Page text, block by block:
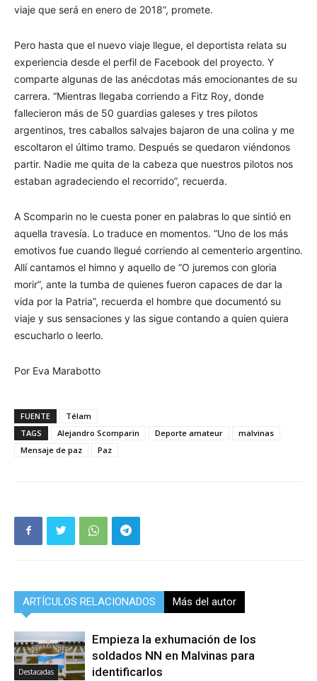
viaje que será en enero de 2018”, promete.
Pero hasta que el nuevo viaje llegue, el deportista relata su
experiencia desde el perfil de Facebook del proyecto. Y
comparte algunas de las anécdotas más emocionantes de su
carrera. “Mientras llegaba corriendo a Fitz Roy, donde
fallecieron más de 50 guardias galeses y tres pilotos
argentinos, tres caballos salvajes bajaron de una colina y me
escoltaron el último tramo. Después se quedaron viéndonos
partir. Nadie me quita de la cabeza que nuestros pilotos nos
estaban agradeciendo el recorrido”, recuerda.
A Scomparin no le cuesta poner en palabras lo que sintió en
aquella travesía. Lo traduce en momentos. “Uno de los más
emotivos fue cuando llegué corriendo al cementerio argentino.
Allí cantamos el himno y aquello de “O juremos con gloria
morir”, ante la tumba de quienes fueron capaces de dar la
vida por la Patria”, recuerda el hombre que documentó su
viaje y sus sensaciones y las sigue contando a quien quiera
escucharlo o leerlo.
Por Eva Marabotto
FUENTE
Télam
TAGS
Alejandro Scomparin Deporte amateur
malvinas
Mensaje de paz
Paz
ARTÍCULOS RELACIONADOS Más del autor
Destacadas
Empieza la exhumación de los
soldados NN en Malvinas para
identificarlos